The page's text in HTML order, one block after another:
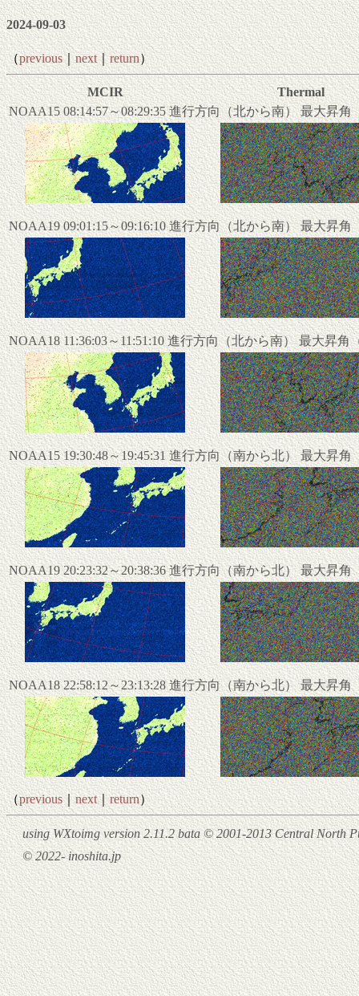
2024-09-03
（previous｜next｜ return）
MCIR
Thermal
NOAA15 08:14:57～08:29:35 進行方向（北から南） 最大昇角
NOAA19 09:01:15～09:16:10 進行方向（北から南） 最大昇角
NOAA18 11:36:03～11:51:10 進行方向（北から南） 最大昇角
NOAA15 19:30:48～19:45:31 進行方向（南から北） 最大昇角
NOAA19 20:23:32～20:38:36 進行方向（南から北） 最大昇角
NOAA18 22:58:12～23:13:28 進行方向（南から北） 最大昇角
（previous｜next｜return）
using WXtoimg version 2.11.2 bata © 2001-2013 Central North
© 2022- inoshita.jp